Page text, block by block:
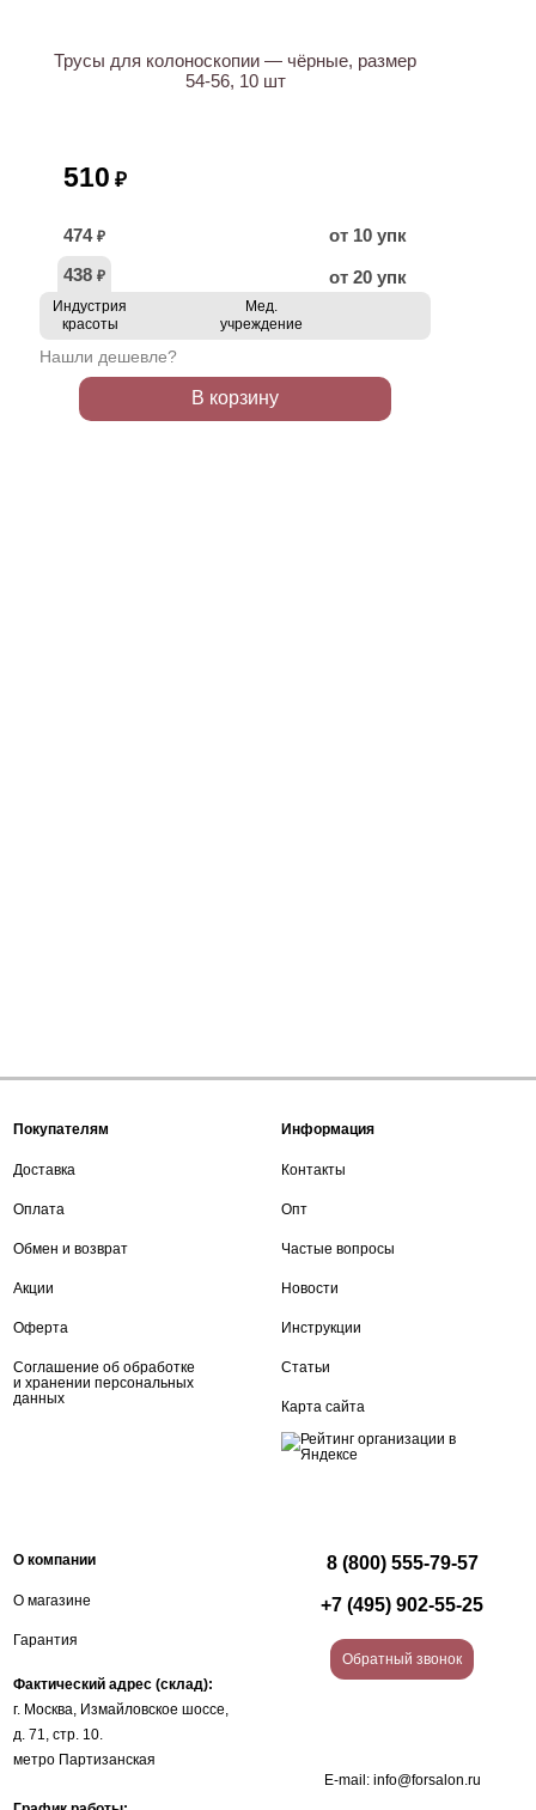
Трусы для колоноскопии — чёрные, размер
54-56, 10 шт
510 ₽
474 ₽
от 10 упк
438 ₽ от 20 упк
Индустрия
красоты
Мед.
учреждение
Нашли дешевле?
В корзину
Покупателям
Доставка
Оплата
Обмен и возврат
Акции
Оферта
Соглашение об обработке
и хранении персональных
данных
Информация
Контакты
Опт
Частые вопросы
Новости
Инструкции
Статьи
Карта сайта
О компании
О магазине
Гарантия
Фактический адрес (склад):
г. Москва, Измайловское шоссе,
д. 71, стр. 10.
метро Партизанская
8 (800) 555-79-57
+7 (495) 902-55-25
Обратный звонок
E-mail: info@forsalon.ru